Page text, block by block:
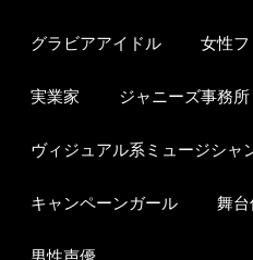
グラビアアイドル 女性
実業家 ジャニーズ事務所
ヴィジュアル系ミュージシャ
キャンペーンガール 舞
男性声優